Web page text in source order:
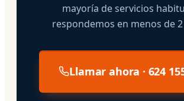
mayoría de servicios
respondemos en menos de
Llamar ahora · 624